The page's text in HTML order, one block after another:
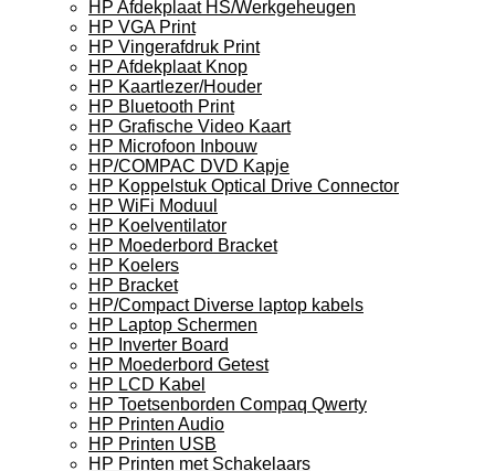
HP Afdekplaat HS/Werkgeheugen
HP VGA Print
HP Vingerafdruk Print
HP Afdekplaat Knop
HP Kaartlezer/Houder
HP Bluetooth Print
HP Grafische Video Kaart
HP Microfoon Inbouw
HP/COMPAC DVD Kapje
HP Koppelstuk Optical Drive Connector
HP WiFi Moduul
HP Koelventilator
HP Moederbord Bracket
HP Koelers
HP Bracket
HP/Compact Diverse laptop kabels
HP Laptop Schermen
HP Inverter Board
HP Moederbord Getest
HP LCD Kabel
HP Toetsenborden Compaq Qwerty
HP Printen Audio
HP Printen USB
HP Printen met Schakelaars